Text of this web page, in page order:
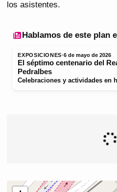
los asistentes.
Hablamos de este plan
EXPOSICIONES·6 de mayo de 2026
El séptimo centenario del
Pedralbes
Celebraciones y actividades en